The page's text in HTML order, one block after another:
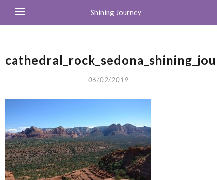
Shining Journey
06/02/2019